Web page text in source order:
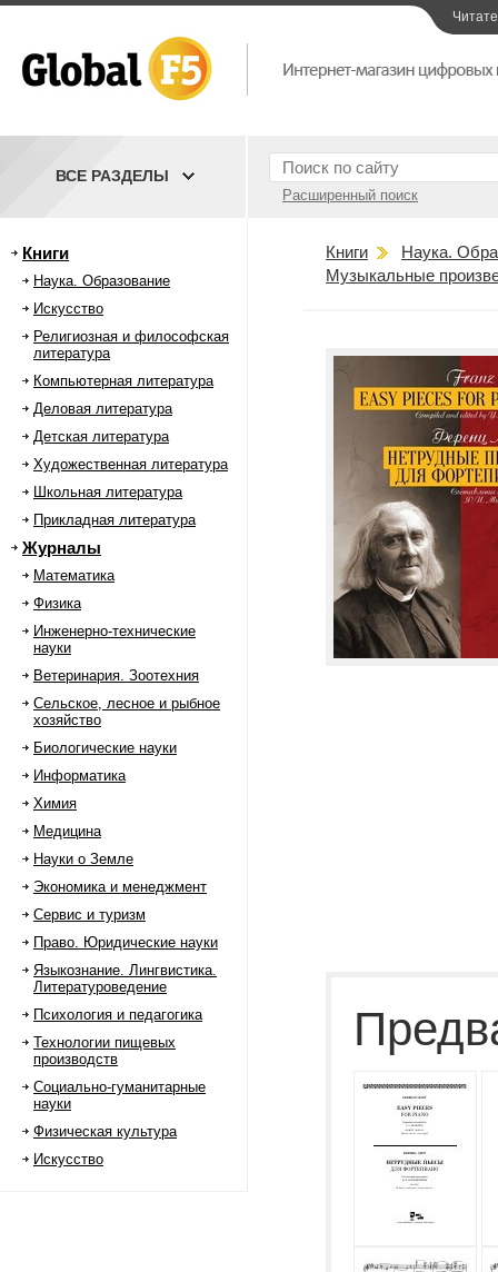
Расширенный поиск
ВСЕ РАЗДЕЛЫ
Книги
Наука. Образование
Искусство
Религиозная и философская
литература
Компьютерная литература
Деловая литература
Детская литература
Художественная литература
Школьная литература
Прикладная литература
Журналы
Математика
Физика
Инженерно-технические
науки
Ветеринария. Зоотехния
Сельское, лесное и рыбное
хозяйство
Биологические науки
Информатика
Химия
Медицина
Науки о Земле
Экономика и менеджмент
Сервис и туризм
Право. Юридические науки
Языкознание. Лингвистика.
Литературоведение
Психология и педагогика
Технологии пищевых
производств
Социально-гуманитарные
науки
Физическая культура
Искусство
Книги
Наука.
Музыкальные